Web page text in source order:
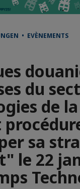
• EVÈNEMENTS
du
de
sa
le 22